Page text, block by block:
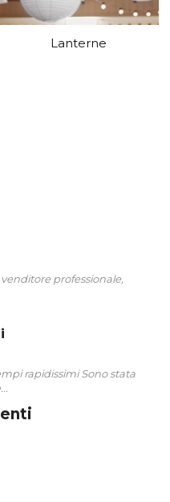
Lanterne
professionale,
rapidissimi Sono stata